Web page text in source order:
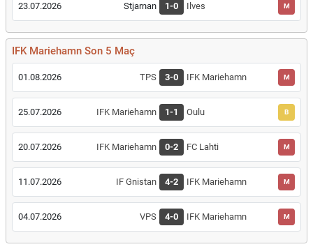
23.07.2026 Stjarnan 1-0 Ilves M
IFK Mariehamn Son 5 Maç
01.08.2026 TPS 3-0 IFK Mariehamn M
25.07.2026 IFK Mariehamn 1-1 Oulu B
20.07.2026 IFK Mariehamn 0-2 FC Lahti M
11.07.2026 IF Gnistan 4-2 IFK Mariehamn M
04.07.2026 VPS 4-0 IFK Mariehamn M